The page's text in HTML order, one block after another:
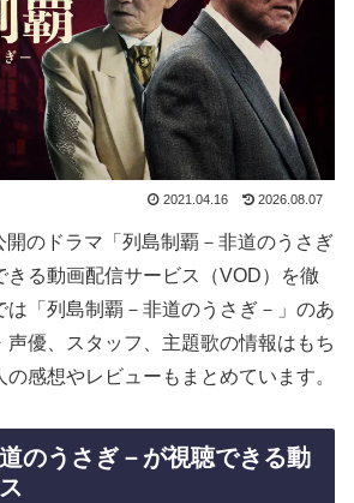
2021.04.16 2026.08.07
のドラマ「列島制覇－非道のうさぎ
きる動画配信サービス（VOD）を徹
は「列島制覇－非道のうさぎ－」のあ
声優、スタッフ、主題歌の情報はもち
感想やレビューもまとめています。
のうさぎ－が視聴できる動